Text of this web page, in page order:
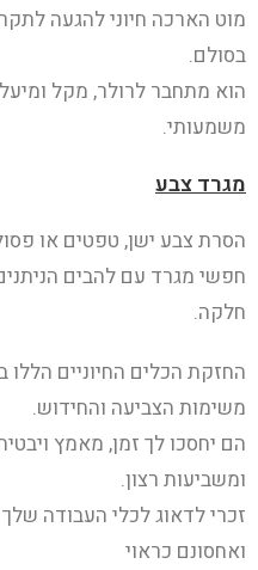
מוט הארכה חיוני להגעה
בסולם.
הוא מתחבר לרולר, מקל
משמעותי.
מגרד צבע
הסרת צבע ישן, טפטים או
חפשי מגרד עם להבים
חלקה.
החזקת הכלים החיוניים
משימות הצביעה והחידוש.
הם יחסכו לך זמן, מאמץ
ומשביעות רצון.
זכרי לדאוג לכלי העבודה
ואחסונם כראוי